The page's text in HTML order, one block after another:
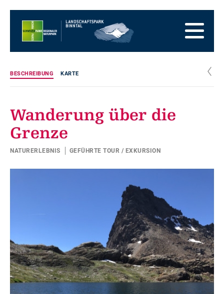
Startseite
Hauptnavigation
Sitemap
ZurBESCHREIBUNG KARTE c
Wanderung über die
Grenze
NATURERLEBNIS GEFÜHRTE TOUR / EXKURSION